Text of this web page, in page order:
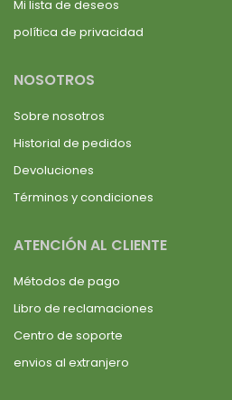
Mi lista de deseos
política de privacidad
NOSOTROS
Sobre nosotros
Historial de pedidos
Devoluciones
Términos y condiciones
ATENCIÓN AL CLIENTE
Métodos de pago
Libro de reclamaciones
Centro de soporte
envios al extranjero